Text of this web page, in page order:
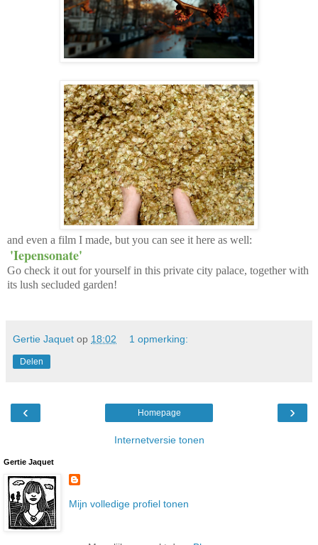
and even a film I made, but you can see it here as well:
'Iepensonate'
Go check it out for yourself in this private city palace, together with
its lush secluded garden!
Gertie Jaquet op 18:02 1 opmerking:
Delen
‹ ›
Homepage
Internetversie tonen
Gertie Jaquet
Mijn volledige profiel tonen